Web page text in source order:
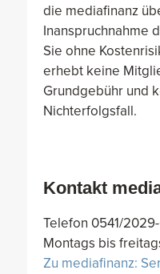
die mediafinanz
Inanspruchnahme
Sie ohne
erhebt keine
Grundgebühr und
Nichterfolgsfall.
Kontakt
Telefon 0541/
Montags bis
Zu mediafinanz: